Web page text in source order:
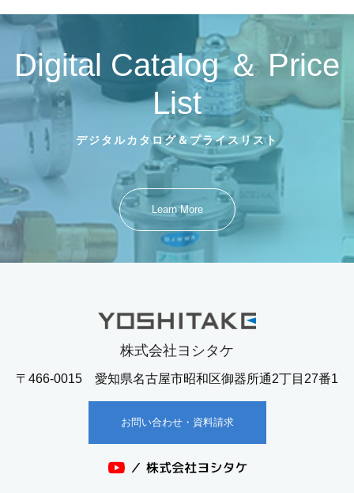
Digital Catalog ＆ Price
List
デジタルカタログ＆プライスリスト
Learn More
株式会社ヨシタケ
〒466-0015 愛知県名古屋市昭和区御器所通2丁目27番1
お問い合わせ・資料請求